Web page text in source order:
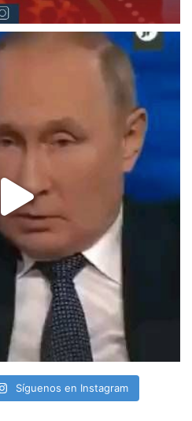
Síguenos en Instagram